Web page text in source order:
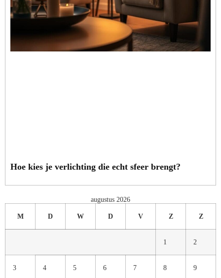
Hoe kies je verlichting die echt sfeer brengt?
augustus 2026
M D W D V Z Z
1 2
3 4 5 6 7 8 9